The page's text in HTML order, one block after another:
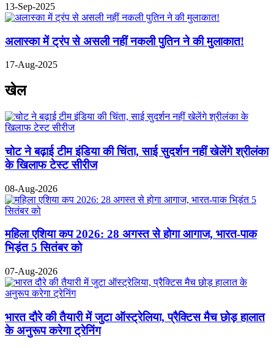
13-Sep-2025
अलास्का में ट्रंप से असली नहीं नकली पुतिन ने की मुलाकात!
17-Aug-2025
खेल
चोट ने बढ़ाई टीम इंडिया की चिंता, साई सुदर्शन नहीं खेलेंगे श्रीलंका
के खिलाफ टेस्ट सीरीज
08-Aug-2026
महिला एशिया कप 2026: 28 अगस्त से होगा आगाज, भारत-पाक
भिड़ंत 5 सितंबर को
07-Aug-2026
भारत दौरे की तैयारी में जुटा ऑस्ट्रेलिया, प्रैक्टिस मैच छोड़ हालात
के अनुरूप करेगा ट्रेनिंग